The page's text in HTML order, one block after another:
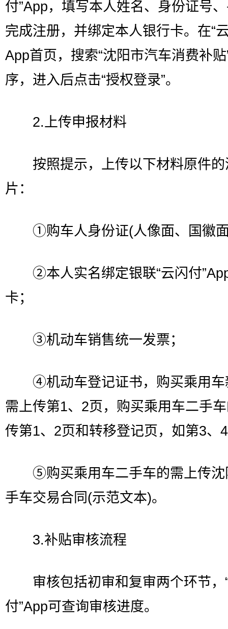
付”App，填写本人姓名、身份证号
完成注册，并绑定本人银行卡。在“
App首页，搜索“沈阳市汽车消费补贴
序，进入后点击“授权登录”。
2.上传申报材料
按照提示，上传以下材料原件的
片：
①购车人身份证(人像面、国徽
②本人实名绑定银联“云闪付
卡；
③机动车销售统一发票；
④机动车登记证书，购买乘用车
需上传第1、2页，购买乘用车二手
传第1、2页和转移登记页，如第3、
⑤购买乘用车二手车的需上传沈
手车交易合同(示范文本)。
3.补贴审核流程
审核包括初审和复审两个环节，
付”App可查询审核进度。